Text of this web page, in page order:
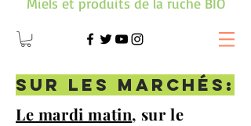
Sur les marchés:
Le mardi matin, sur le